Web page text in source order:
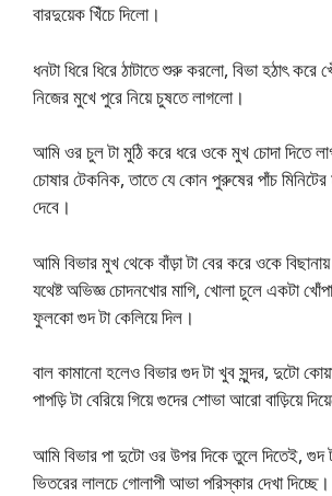
বারদুয়েক খিঁচে দিলো।
ধনটা ধিরে ধিরে ঠাটাতে শুরু করলো, বিভা হঠাৎ করে
নিজের মুখে পুরে নিয়ে চুষতে লাগলো।
আমি ওর চুল টা মুঠি করে ধরে ওকে মুখ চোদা দিতে
চোষার টেকনিক, তাতে যে কোন পুরুষের পাঁচ
দেবে।
আমি বিভার মুখ থেকে বাঁড়া টা বের করে ওকে
যথেষ্ট অভিজ্ঞ চোদনখোর মাগি, খোলা চুলে একটা
ফুলকো গুদ টা কেলিয়ে দিল।
বাল কামানো হলেও বিভার গুদ টা খুব সুন্দর, দুটো
পাপড়ি টা বেরিয়ে গিয়ে গুদের শোভা আরো বাড়িয়ে
আমি বিভার পা দুটো ওর উপর দিকে তুলে দিতেই,
ভিতরের লালচে গোলাপী আভা পরিস্কার দেখা দিচ্ছে।